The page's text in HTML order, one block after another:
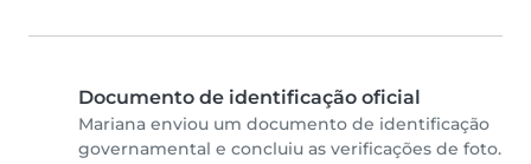
Documento de identificação oficial
Mariana enviou um documento de identificação
governamental e concluiu as verificações de foto.